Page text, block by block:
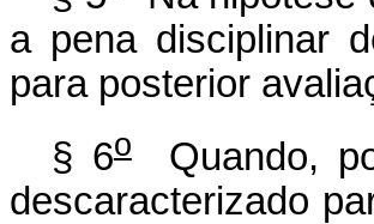
a pena disciplinar
para posterior
§ 6oQuando,
descaracterizado